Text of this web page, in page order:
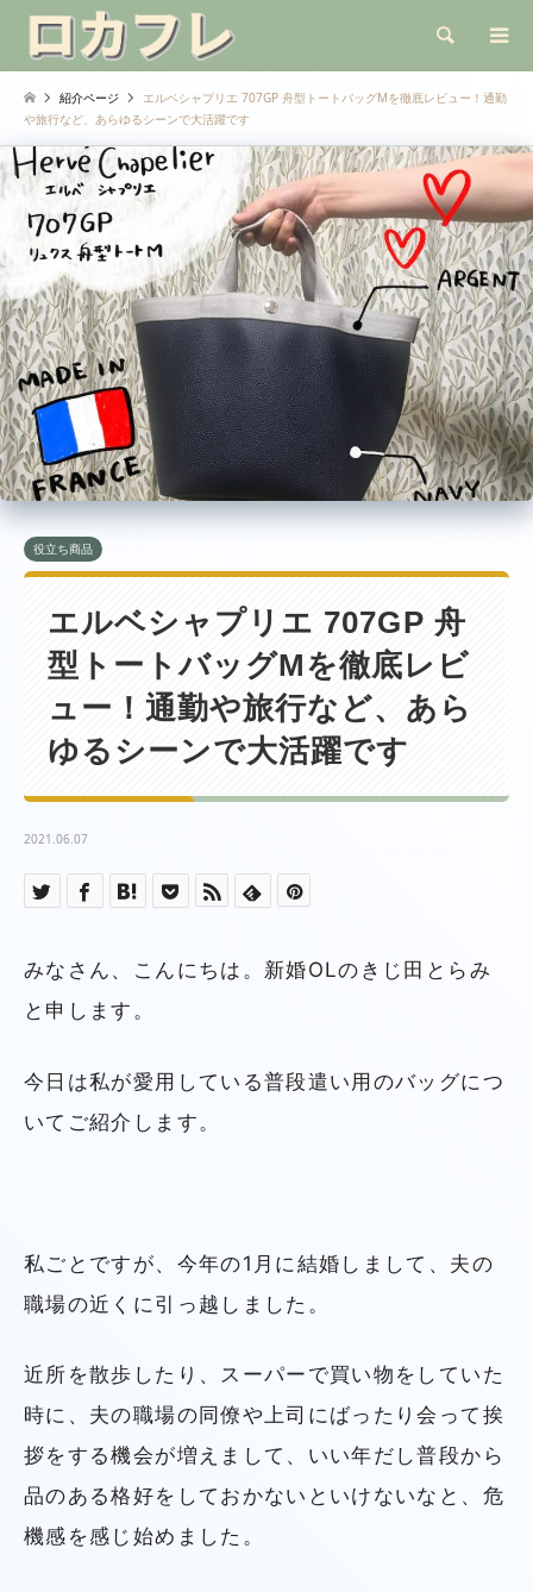
検索
紹介ページ
エルベシャプリエ 707GP 舟型トートバッグMを徹底レビュー！通勤
や旅行など、あらゆるシーンで大活躍です
役立ち商品
エルベシャプリエ 707GP 舟
型トートバッグMを徹底レビ
ュー！通勤や旅行など、あら
ゆるシーンで大活躍です
2021.06.07
みなさん、こんにちは。新婚OLのきじ田とらみ
と申します。
今日は私が愛用している普段遣い用のバッグにつ
いてご紹介します。
私ごとですが、今年の1月に結婚しまして、夫の
職場の近くに引っ越しました。
近所を散歩したり、スーパーで買い物をしていた
時に、夫の職場の同僚や上司にばったり会って挨
拶をする機会が増えまして、いい年だし普段から
品のある格好をしておかないといけないなと、危
機感を感じ始めました。